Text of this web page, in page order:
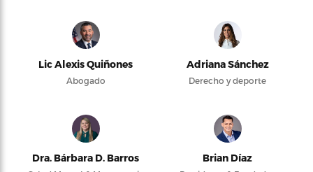
Lic Alexis Quiñones
Abogado
Adriana Sánchez
Derecho y deporte
Dra. Bárbara D. Barros Brian Díaz